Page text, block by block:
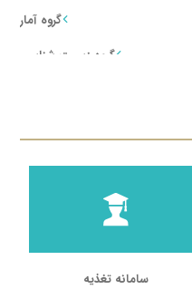
گروه آمار
گروه زیست شناسی
گروه ریاضی
سامانه تغذیه